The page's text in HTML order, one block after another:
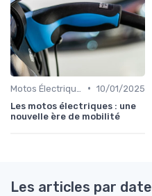
• 10/01/2025
Les motos électriques : une
nouvelle ère de mobilité
Les articles par date